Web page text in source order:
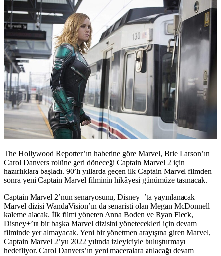
The Hollywood Reporter’ın haberine göre Marvel, Brie Larson’ın
Carol Danvers rolüne geri döneceği Captain Marvel 2 için
hazırlıklara başladı. 90’lı yıllarda geçen ilk Captain Marvel filmden
sonra yeni Captain Marvel filminin hikâyesi günümüze taşınacak.
Captain Marvel 2’nun senaryosunu, Disney+’ta yayınlanacak
Marvel dizisi WandaVision’ın da senaristi olan Megan McDonnell
kaleme alacak. İlk filmi yöneten Anna Boden ve Ryan Fleck,
Disney+’ın bir başka Marvel dizisini yönetecekleri için devam
filminde yer almayacak. Yeni bir yönetmen arayışına giren Marvel,
Captain Marvel 2’yu 2022 yılında izleyiciyle buluşturmayı
hedefliyor. Carol Danvers’ın yeni maceralara atılacağı devam